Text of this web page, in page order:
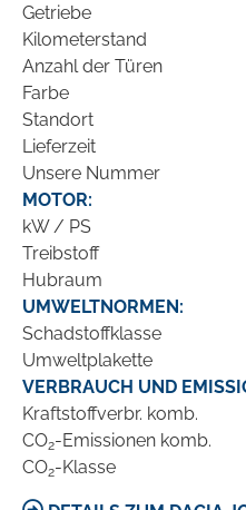
Getriebe
Kilometerstand
Anzahl der Türen
Farbe
Standort
Lieferzeit
Unsere Nummer
MOTOR:
kW / PS
Treibstoff
Hubraum
UMWELTNORMEN:
Schadstoffklasse
Umweltplakette
VERBRAUCH UND
Kraftstoffverbr. komb.
CO2-Emissionen komb.
CO2-Klasse